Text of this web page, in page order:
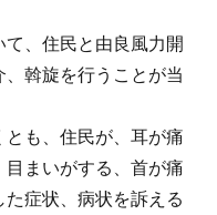
、住民と由良風力開
斡旋を行うことが当
も、住民が、耳が痛
まいがする、首が痛
症状、病状を訴える